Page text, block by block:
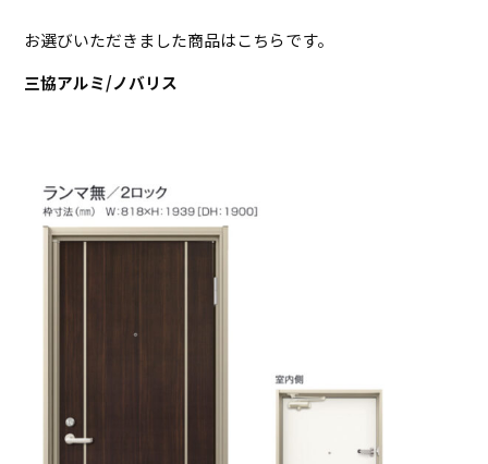
お選びいただきました商品はこちらです。
三協アルミ/ノバリス